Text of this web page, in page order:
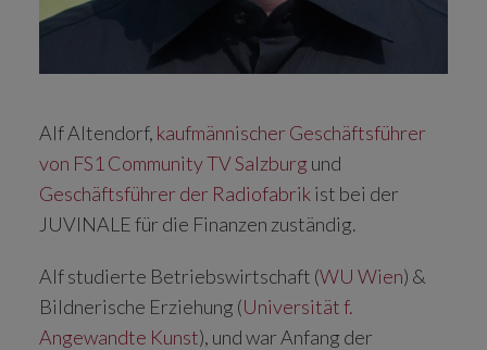
Alf Altendorf, kaufmännischer Geschäftsführer
von FS1 Community TV Salzburg und
Geschäftsführer der Radiofabrikist bei der
JUVINALE für die Finanzen zuständig.
Alf studierte Betriebswirtschaft (WU Wien) &
Bildnerische Erziehung (Universität f.
Angewandte Kunst), und war Anfang der